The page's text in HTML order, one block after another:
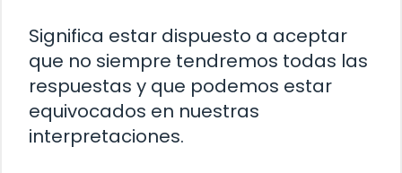
Significa estar dispuesto a aceptar
que no siempre tendremos todas las
respuestas y que podemos estar
equivocados en nuestras
interpretaciones.